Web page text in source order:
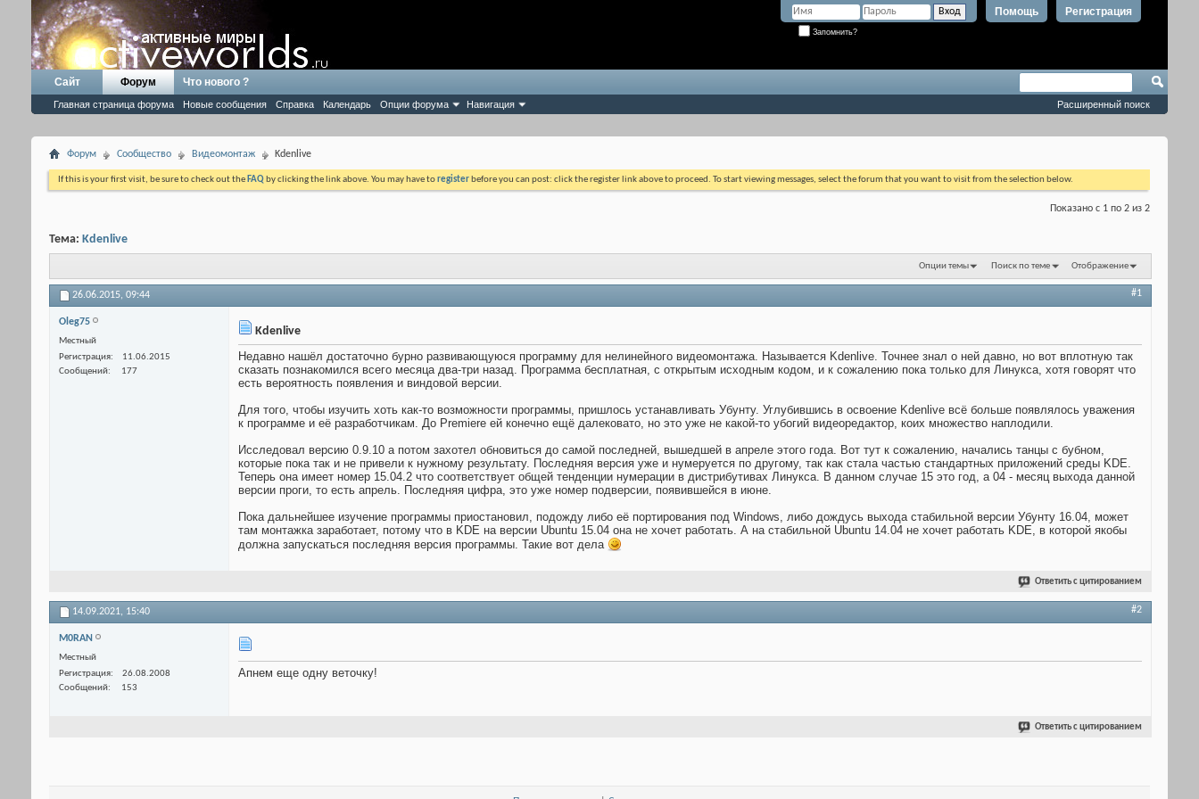
Регистрация
Помощь
Запомнить?
Сайт Форум
Главная страница форума Новые сообщения Справка Календарь Опции форума Навигация
Что нового ?
Расширенный поиск
Форум Сообщество Видеомонтаж Kdenlive
If this is your first visit, be sure to check out the FAQ by clicking the link above. You may have toregister before you can post: click the register link above to proceed. To start viewing messages, select the forum that you want to visit from the selection below.
Показано с 1 по 2 из 2
Тема: Kdenlive
Опции темы Поиск по теме Отображение
26.06.2015, 09:44 #1
Оlеg75
Местный
Регистрация
11.06.2015
Сообщений
177
Kdenlive
Недавно нашёл достаточно бурно развивающуюся программу для нелинейного видеомонтажа. Называется Kdenlive. Точнее знал о ней давно, но вот вплотную так
сказать познакомился всего месяца два-три назад. Программа бесплатная, с открытым исходным кодом, и к сожалению пока только для Линукса, хотя говорят что
есть вероятность появления и виндовой версии.
Для того, чтобы изучить хоть как-то возможности программы, пришлось устанавливать Убунту. Углубившись в освоение Kdenlive всё больше появлялось уважения
к программе и её разработчикам. До Premiere ей конечно ещё далековато, но это уже не какой-то убогий видеоредактор, коих множество наплодили.
Исследовал версию 0.9.10 а потом захотел обновиться до самой последней, вышедшей в апреле этого года. Вот тут к сожалению, начались танцы с бубном,
которые пока так и не привели к нужному результату. Последняя версия уже и нумеруется по другому, так как стала частью стандартных приложений среды KDE.
Теперь она имеет номер 15.04.2 что соответствует общей тенденции нумерации в дистрибутивах Линукса. В данном случае 15 это год, а 04 - месяц выхода данной
версии проги, то есть апрель. Последняя цифра, это уже номер подверсии, появившейся в июне.
Пока дальнейшее изучение программы приостановил, подожду либо её портирования под Windows, либо дождусь выхода стабильной версии Убунту 16.04, может
там монтажка заработает, потому что в KDE на версии Ubuntu 15.04 она не хочет работать. А на стабильной Ubuntu 14.04 не хочет работать KDE, в которой якобы
должна запускаться последняя версия программы. Такие вот дела
Ответить с цитированием
14.09.2021, 15:40 #2
M0RAN
Местный
Регистрация
26.08.2008
Сообщений
153
Апнем еще одну веточку!
Ответить с цитированием